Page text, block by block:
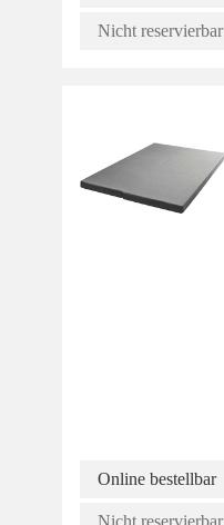
Nicht reservierbar
Online bestellbar
Nicht reservierbar